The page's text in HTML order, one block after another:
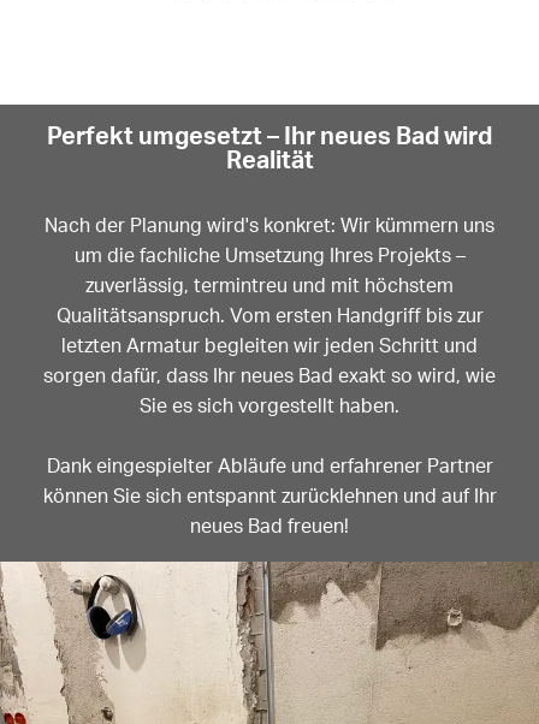
Perfekt umgesetzt – Ihr neues Bad wird
Realität
Nach der Planung wird's konkret: Wir kümmern uns
um die fachliche Umsetzung Ihres Projekts –
zuverlässig, termintreu und mit höchstem
Qualitätsanspruch. Vom ersten Handgriff bis zur
letzten Armatur begleiten wir jeden Schritt und
sorgen dafür, dass Ihr neues Bad exakt so wird, wie
Sie es sich vorgestellt haben.
Dank eingespielter Abläufe und erfahrener Partner
können Sie sich entspannt zurücklehnen und auf Ihr
neues Bad freuen!